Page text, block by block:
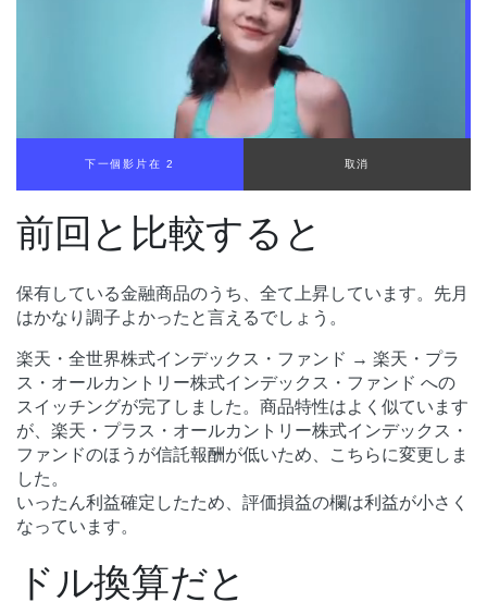
下一個影片在 1 取消
前回と比較すると
保有している金融商品のうち、全て上昇しています。先月
はかなり調子よかったと言えるでしょう。
楽天・全世界株式インデックス・ファンド → 楽天・プラ
ス・オールカントリー株式インデックス・ファンド への
スイッチングが完了しました。商品特性はよく似ています
が、楽天・プラス・オールカントリー株式インデックス・
ファンドのほうが信託報酬が低いため、こちらに変更しま
した。
いったん利益確定したため、評価損益の欄は利益が小さく
なっています。
ドル換算だと